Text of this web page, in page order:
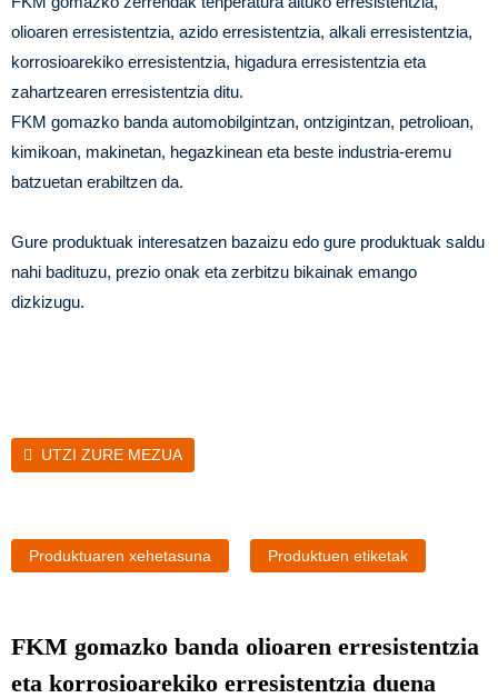
olioaren erresistentzia, azido erresistentzia, alkali erresistentzia,
korrosioarekiko erresistentzia, higadura erresistentzia eta
zahartzearen erresistentzia ditu.
FKM gomazko banda automobilgintzan, ontzigintzan, petrolioan,
kimikoan, makinetan, hegazkinean eta beste industria-eremu
batzuetan erabiltzen da.
Gure produktuak interesatzen bazaizu edo gure produktuak saldu
nahi badituzu, prezio onak eta zerbitzu bikainak emango
dizkizugu.
UTZI ZURE MEZUA
Produktuaren xehetasuna Produktuen etiketak
FKM gomazko banda olioaren erresistentzia
eta korrosioarekiko erresistentzia duena